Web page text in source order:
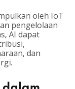
oleh IoT
pengelolaan
AI dapat
dan